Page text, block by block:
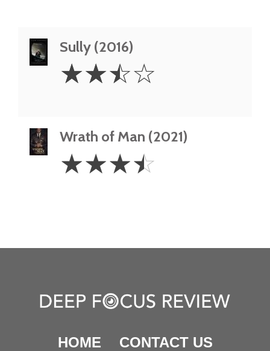
Sully (2016)
2.5
Stars
☆☆☆☆
Wrath of Man (2021)
3.5
Stars
☆☆☆☆
HOME CONTACT US